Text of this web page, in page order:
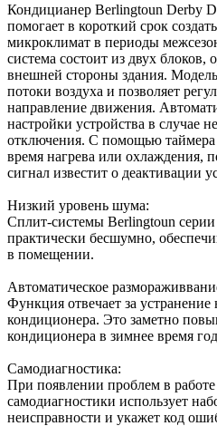
Кондицианер Berlingtoun Derby
помогает в короткий срок
микроклимат в периоды
система состоит из двух блоков,
внешней стороны здания.
потоки воздуха и позволяет
направление движения.
настройки устройства в случае
отключения. С помощью таймера
время нагрева или охлаждения,
сигнал известит о деактивации
Низкий уровень шума:
Сплит-системы Berlingtoun
практически бесшумно,
в помещении.
Автоматическое
Функция отвечает за
кондиционера. Это заметно
кондиционера в зимнее время
Самодиагностика:
При появлении проблем в
самодиагностики использует
неисправности и укажет код